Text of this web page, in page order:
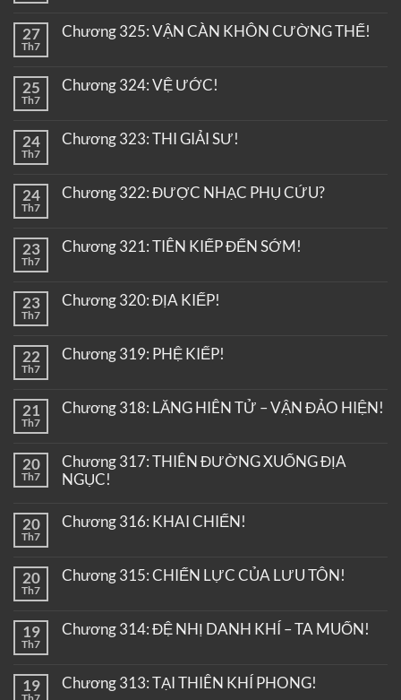
27
Th7
Chương 325: VẬN CÀN KHÔN CƯỜNG THẾ!
25
Th7
Chương 324: VỆ ƯỚC!
24
Th7
Chương 323: THI GIẢI SƯ!
24
Th7
Chương 322: ĐƯỢC NHẠC PHỤ CỨU?
23
Th7
Chương 321: TIÊN KIẾP ĐẾN SỚM!
23
Th7
Chương 320: ĐỊA KIẾP!
22
Th7
Chương 319: PHỆ KIẾP!
21
Th7
Chương 318: LĂNG HIÊN TỬ – VẬN ĐẢO HIỆN!
20
Th7
Chương 317: THIÊN ĐƯỜNG XUỐNG ĐỊA
NGỤC!
20
Th7
Chương 316: KHAI CHIẾN!
20
Th7
Chương 315: CHIẾN LỰC CỦA LƯU TÔN!
19
Th7
Chương 314: ĐỆ NHỊ DANH KHÍ – TA MUỐN!
19 Chương 313: TẠI THIÊN KHÍ PHONG!